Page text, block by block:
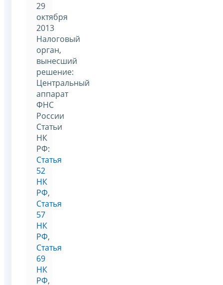
29
октября
2013
Налоговый
орган,
вынесший
решение:
Центральный
аппарат
ФНС
России
Статьи
НК
РФ:
Статья
52
НК
РФ,
Статья
57
НК
РФ,
Статья
69
НК
РФ,